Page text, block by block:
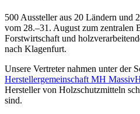
500 Aussteller aus 20 Ländern und
vom 28.–31. August zum zentralen
Forstwirtschaft und
nach Klagenfurt.
Unsere Vertreter nahmen unter der
Herstellergemeinschaft MH
Hersteller von Holzschutzmitteln
sind.